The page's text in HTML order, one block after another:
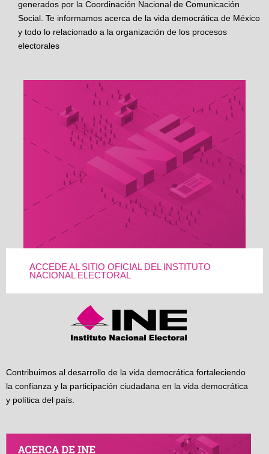
generados por la Coordinación Nacional de Comunicación
Social. Te informamos acerca de la vida democrática de México
y todo lo relacionado a la organización de los procesos
electorales
ACCEDE AL SITIO OFICIAL DEL INSTITUTO
NACIONAL ELECTORAL
Contribuimos al desarrollo de la vida democrática fortaleciendo
la confianza y la participación ciudadana en la vida democrática
y política del país.